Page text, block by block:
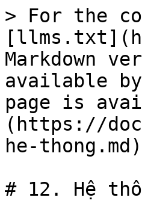
> For the
Markdown
available
page is
(https://
he-
# 12. Hệ